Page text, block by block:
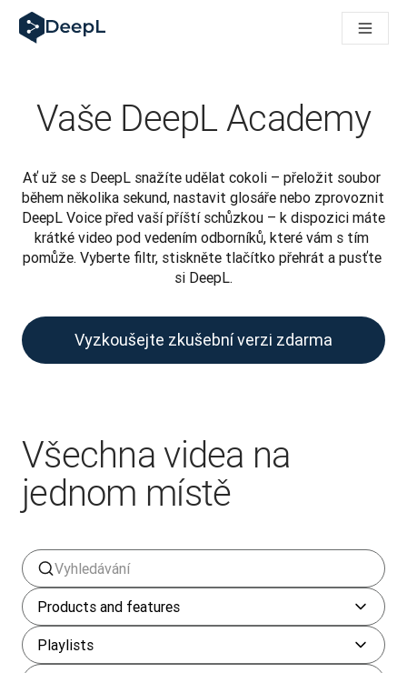
DeepL pro agenty s AI
Translation Flow pro překlad v DeepL: Nové pracovní
Rozluštění důvěry v jazykovou AI pro podniky. Rozhovor se
Jak vyvíjíme systém posouzení kvality překladu pro DeepL
Building an instantly accessible voice demo with DeepL
Vaše DeepL Academy
Ať už se s DeepL snažíte udělat cokoli – přeložit soubor
během několika sekund, nastavit glosáře nebo zprovoznit
DeepL Voice před vaší příští schůzkou – k dispozici máte
krátké video pod vedením odborníků, které vám s tím
pomůže. Vyberte filtr, stiskněte tlačítko přehrát a pusťte
si DeepL.
Vyzkoušejte zkušební verzi zdarma
Všechna videa na
jednom místě
Products and features
Playlists